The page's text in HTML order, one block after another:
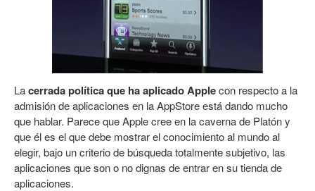
Lacerrada política que ha aplicado Applecon respecto a la
admisión de aplicaciones en la AppStore está dando mucho
que hablar. Parece que Apple cree en la caverna de Platón y
que él es el que debe mostrar el conocimiento al mundo al
elegir, bajo un criterio de búsqueda totalmente subjetivo, las
aplicaciones que son o no dignas de entrar en su tienda de
aplicaciones.